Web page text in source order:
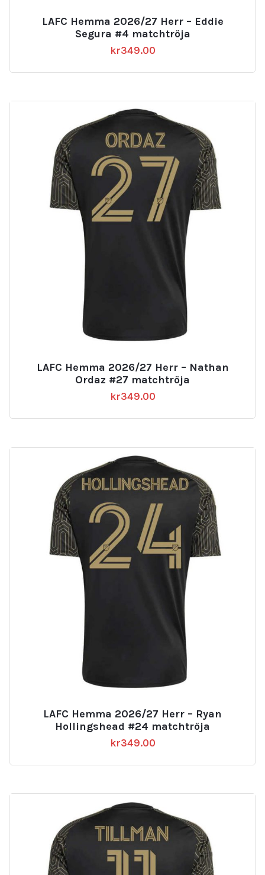
LAFC Hemma 2026/27 Herr – Eddie
Segura #4 matchtröja
kr349.00
LAFC Hemma 2026/27 Herr – Nathan
Ordaz #27 matchtröja
kr349.00
LAFC Hemma 2026/27 Herr – Ryan
Hollingshead #24 matchtröja
kr349.00